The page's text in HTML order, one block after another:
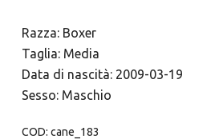
Razza: Boxer
Taglia: Media
Data di nascità: 2009-03-19
Sesso: Maschio
COD: cane_183